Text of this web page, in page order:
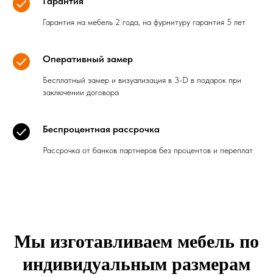
Гарантия на мебель 2 года, на фурнитуру гарантия 5 лет
Оперативный замер
Бесплатный замер и визуализация в 3-D в подарок при
заключении договора
Беспроцентная рассрочка
Рассрочка от банков партнеров без процентов и переплат
Мы изготавливаем мебель по
индивидуальным размерам